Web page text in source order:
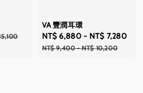
VA 豐潤耳環
Sale
price
NT$ 6,880 - NT$ 7,280
NT$ 9,400-NT$ 10,200